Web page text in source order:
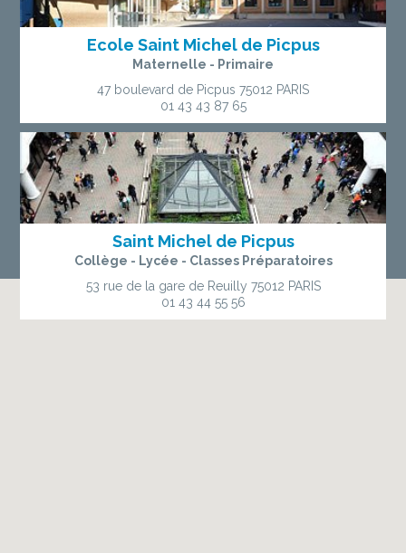
Ecole Saint Michel de Picpus
Maternelle - Primaire
47 boulevard de Picpus 75012 PARIS
01 43 43 87 65
Saint Michel de Picpus
Collège - Lycée - Classes Préparatoires
53 rue de la gare de Reuilly 75012 PARIS
01 43 44 55 56